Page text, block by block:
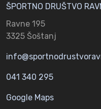
ŠPORTNO DRUŠTVO
Ravne 195
3325 Šoštanj
041 340 295
Google Maps